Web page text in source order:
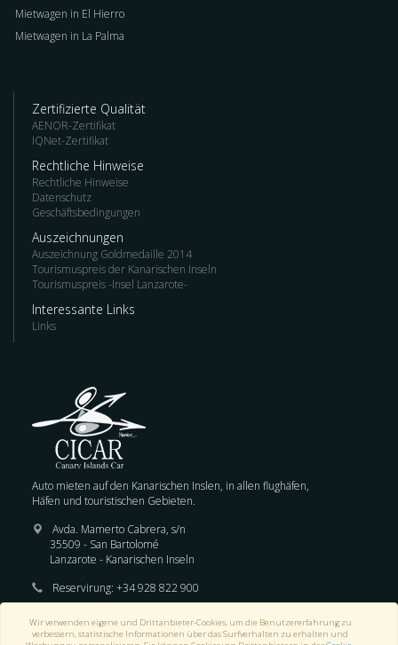
Mietwagen in El Hierro
Mietwagen in La Palma
Zertifizierte Qualität
AENOR-Zertifikat
IQNet-Zertifikat
Rechtliche Hinweise
Rechtliche Hinweise
Datenschutz
Geschäftsbedingungen
Auszeichnungen
Auszeichnung Goldmedaille 2014
Tourismuspreis der Kanarischen Inseln
Tourismuspreis -Insel Lanzarote-
Interessante Links
Links
Auto mieten auf den Kanarischen Inslen, in allen flughäfen,
Häfen und touristischen Gebieten.
Avda. Mamerto Cabrera, s/n
35509 - San Bartolomé
Lanzarote - Kanarischen Inseln
Reservirung: +34 928 822 900
E-mail :
reservas@cicar.com
Wir verwenden eigene und Drittanbieter-Cookies, um die Benutzererfahrung zu
verbessern, statistische Informationen über das Surfverhalten zu erhalten und